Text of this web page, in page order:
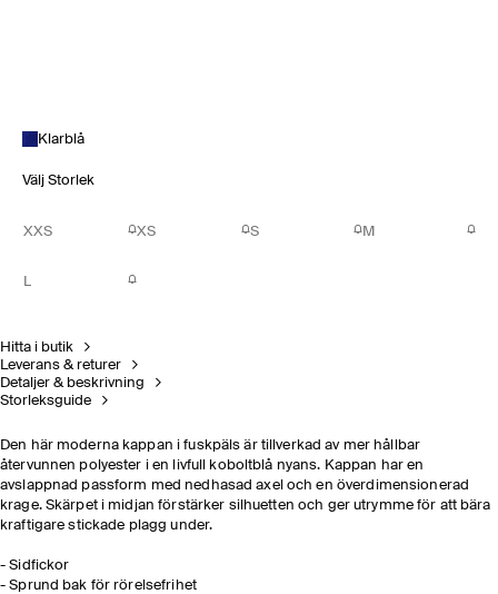
Klarblå
Välj Storlek
XXS XS S M
L
Hitta i butik
Leverans & returer
Detaljer & beskrivning
Storleksguide
Den här moderna kappan i fuskpäls är tillverkad av mer hållbar
återvunnen polyester i en livfull koboltblå nyans. Kappan har en
avslappnad passform med nedhasad axel och en överdimensionerad
krage. Skärpet i midjan förstärker silhuetten och ger utrymme för att bära
kraftigare stickade plagg under.
- Sidfickor
- Sprund bak för rörelsefrihet